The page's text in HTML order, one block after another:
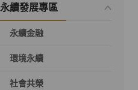
永續發展專區
永續金融
環境永續
社會共榮